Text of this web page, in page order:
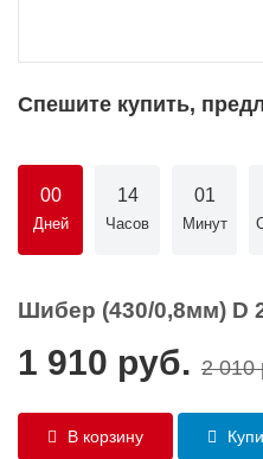
Спешите купить,
00
Дней
14
Часов
01
Минут
Шибер (430/0,8мм) D
1 910 руб. 2 010
В корзину